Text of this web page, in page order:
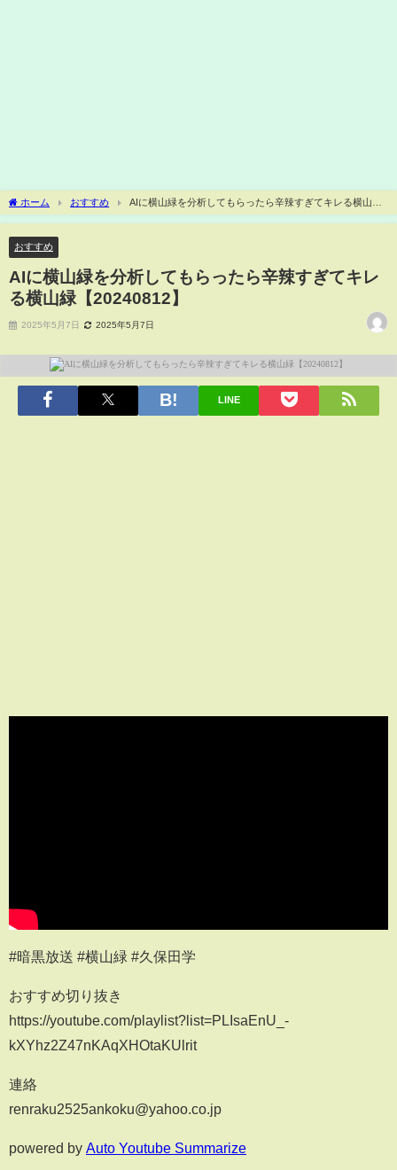
ホーム おすすめ
AIに横山緑を分析してもらったら辛辣すぎてキレる横山緑
【20240812】
おすすめ
AIに横山緑を分析してもらったら辛辣すぎてキレ
る横山緑【20240812】
2025年5月7日 2025年5月7日
LINE
#暗黒放送 #横山緑 #久保田学
おすすめ切り抜き
https://youtube.com/playlist?list=PLIsaEnU_-
kXYhz2Z47nKAqXHOtaKUlrit
連絡
renraku2525ankoku@yahoo.co.jp
powered by Auto Youtube Summarize